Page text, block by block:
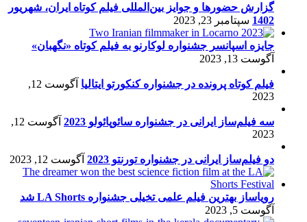
گزارش حضورها و جوایز بین‌المللی فیلم کوتاه ایران، شهریور
1402 سپتامبر 23, 2023
جایزه اسپانسر جشنواره لوکارنو به فیلم کوتاه «نگهبان»
آگوست 13, 2023
فیلم کوتاه پرونده در جشنواره کنکورتو ایتالیا
آگوست 12,
2023
سه فیلم‌ساز ایرانی در جشنواره سائوپائولو 2023
آگوست 12,
2023
دو فیلم‌ساز ایرانی در جشنواره تورنتو 2023 آگوست 12, 2023
رویاساز بهترین فیلم علمی تخیلی جشنواره LA Shorts شد
آگوست 5, 2023